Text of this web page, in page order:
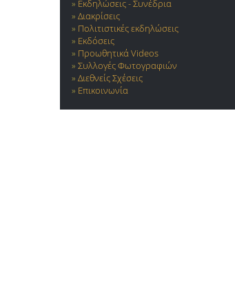
Εκδηλώσεις - Συνέδρια
Διακρίσεις
Πολιτιστικές εκδηλώσεις
Εκδόσεις
Προωθητικά Videos
Συλλογές Φωτογραφιών
Διεθνείς Σχέσεις
Επικοινωνία